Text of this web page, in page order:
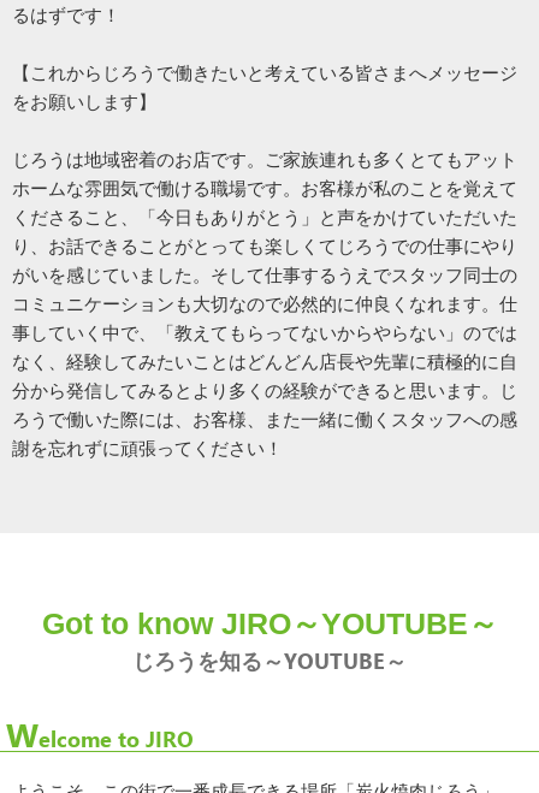
るはずです！
【これからじろうで働きたいと考えている皆さまへメッセージ
をお願いします】
じろうは地域密着のお店です。ご家族連れも多くとてもアット
ホームな雰囲気で働ける職場です。お客様が私のことを覚えて
くださること、「今日もありがとう」と声をかけていただいた
り、お話できることがとっても楽しくてじろうでの仕事にやり
がいを感じていました。そして仕事するうえでスタッフ同士の
コミュニケーションも大切なので必然的に仲良くなれます。仕
事していく中で、「教えてもらってないからやらない」のでは
なく、経験してみたいことはどんどん店長や先輩に積極的に自
分から発信してみるとより多くの経験ができると思います。じ
ろうで働いた際には、お客様、また一緒に働くスタッフへの感
謝を忘れずに頑張ってください！
Got to know JIRO～YOUTUBE～
じろうを知る～YOUTUBE～
Welcome to JIRO